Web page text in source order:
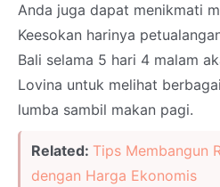
Anda juga dapat menikmati
Keesokan harinya
Bali selama 5 hari 4 malam
Lovina untuk melihat
lumba sambil makan pagi.
Related: Tips Membangun
dengan Harga Ekonomis